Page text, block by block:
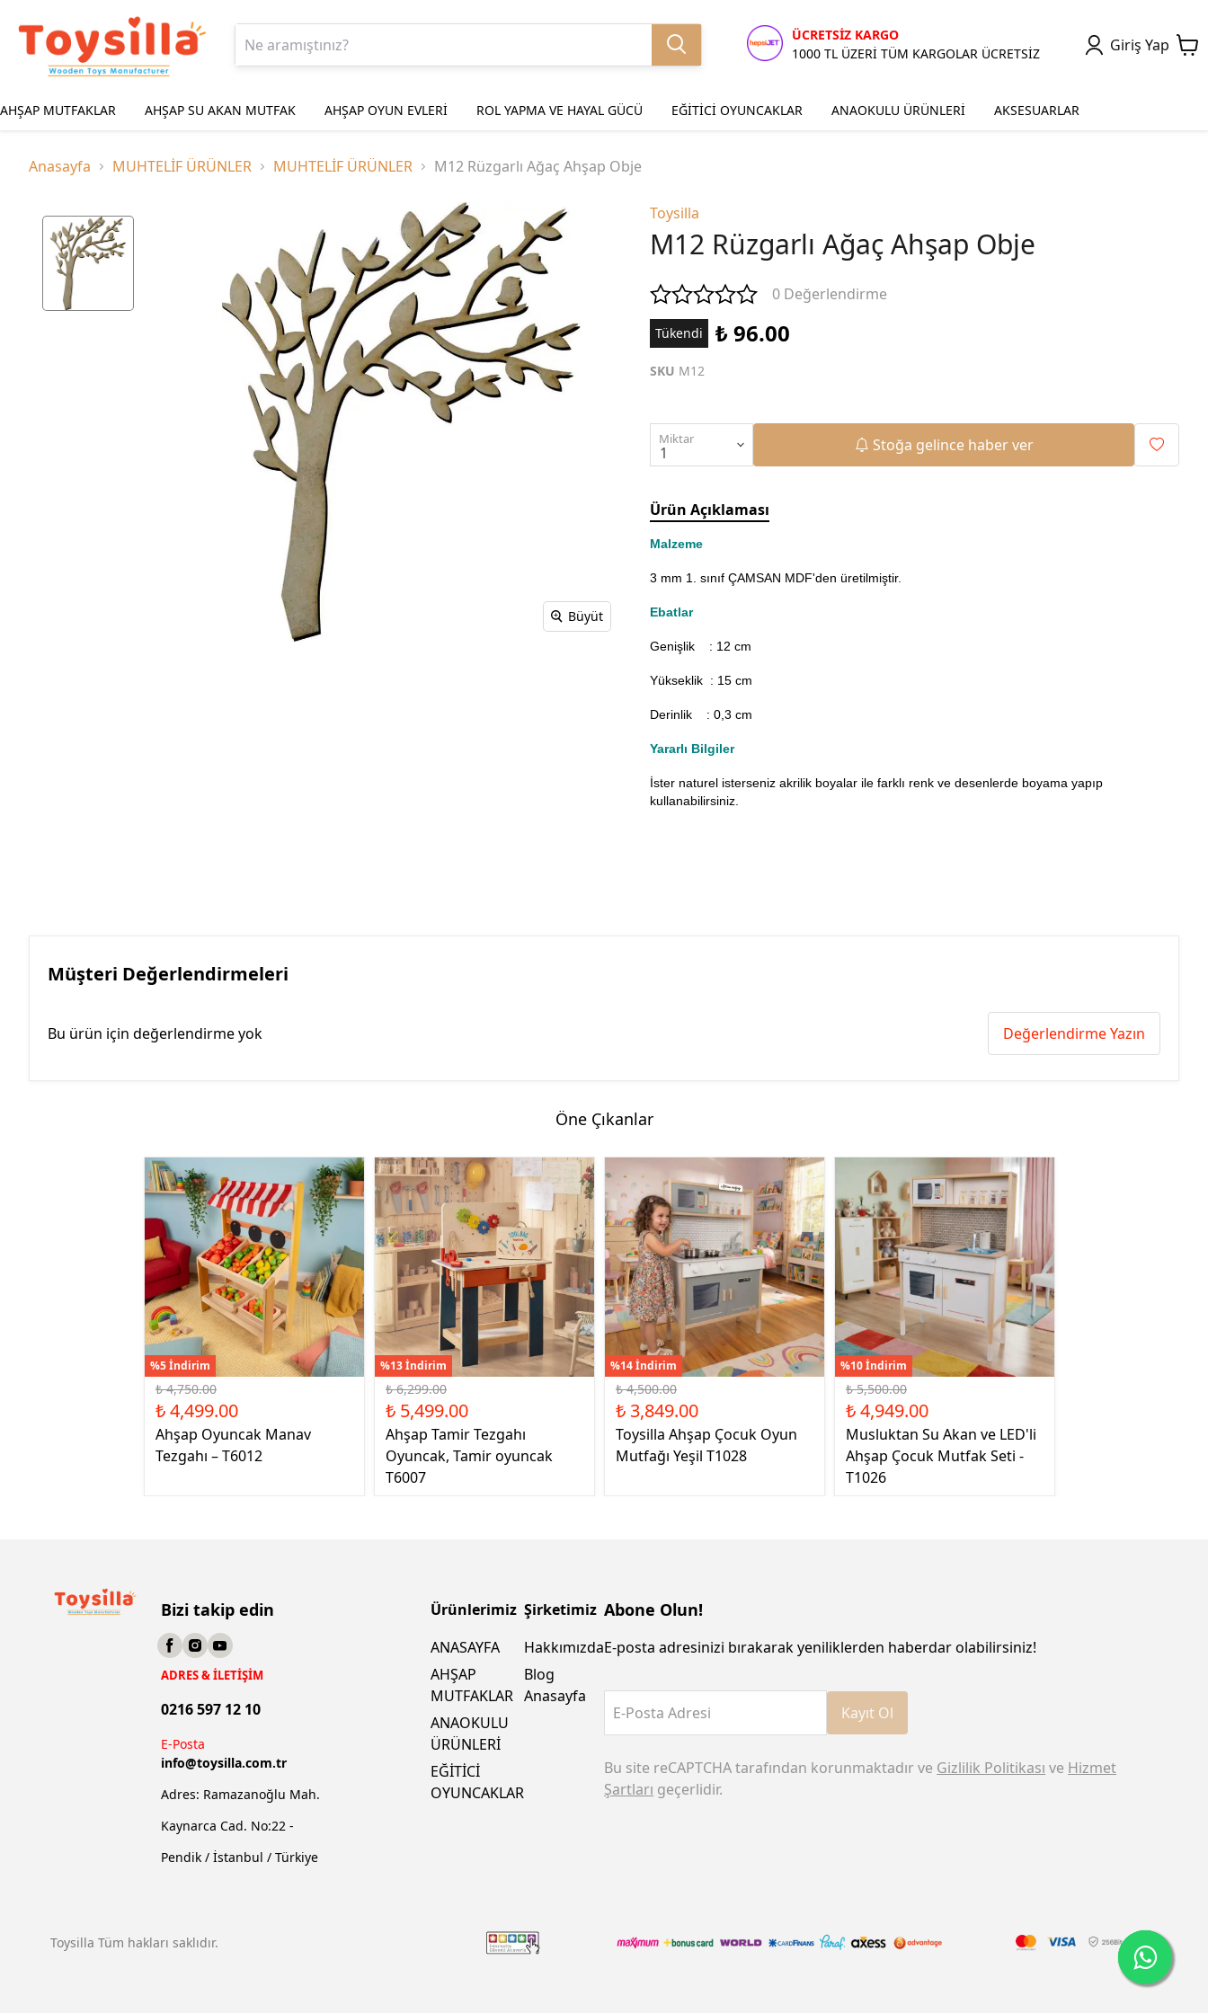
ÜCRETSİZ KARGO
1000 TL ÜZERİ TÜM KARGOLAR ÜCRETSİZ
Giriş Yap
AHŞAP MUTFAKLAR AHŞAP SU AKAN MUTFAK AHŞAP OYUN EVLERİ ROL YAPMA VE HAYAL GÜCÜ EĞİTİCİ OYUNCAKLAR ANAOKULU ÜRÜNLERİ AKSESUARLAR
Anasayfa MUHTELİF ÜRÜNLER MUHTELİF ÜRÜNLER M12 Rüzgarlı Ağaç Ahşap Obje
Büyüt
Toysilla
M12 Rüzgarlı Ağaç Ahşap Obje
0 Değerlendirme
Tükendi ₺ 96.00
SKU M12
Miktar Stoğa gelince haber ver
Ürün Açıklaması
Malzeme
3 mm 1. sınıf ÇAMSAN MDF'den üretilmiştir.
Ebatlar
Genişlik : 12cm
Yükseklik : 15 cm
Derinlik : 0,3 cm
Yararlı Bilgiler
İster naturel isterseniz akrilik boyalar ile farklı renk ve desenlerde boyama yapıp
kullanabilirsiniz.
Müşteri Değerlendirmeleri
Bu ürün için değerlendirme yok Değerlendirme Yazın
Öne Çıkanlar
%5 İndirim
₺ 4,750.00
₺ 4,499.00
Ahşap Oyuncak Manav
Tezgahı – T6012
%13 İndirim
₺ 6,299.00
₺ 5,499.00
Ahşap Tamir Tezgahı
Oyuncak, Tamir oyuncak
T6007
%14 İndirim
₺ 4,500.00
₺ 3,849.00
Toysilla Ahşap Çocuk Oyun
Mutfağı Yeşil T1028
%10 İndirim
₺ 5,500.00
₺ 4,949.00
Musluktan Su Akan ve LED'li
Ahşap Çocuk Mutfak Seti -
T1026
Bizi takip edin
ADRES & İLETİŞİM
0216 597 12 10
E-Posta
info@toysilla.com.tr
Adres: Ramazanoğlu Mah.
Kaynarca Cad. No:22 -
Pendik / İstanbul / Türkiye
Ürünlerimiz
ANASAYFA
AHŞAP
MUTFAKLAR
ANAOKULU
ÜRÜNLERİ
EĞİTİCİ
OYUNCAKLAR
Şirketimiz
Hakkımızda
Blog
Anasayfa
Abone Olun!
E-posta adresinizi bırakarak yeniliklerden haberdar olabilirsiniz!
E-Posta Adresi Kayıt Ol
Bu site reCAPTCHA tarafından korunmaktadır ve Gizlilik Politikası ve Hizmet
Şartları geçerlidir.
Toysilla Tüm hakları saklıdır.